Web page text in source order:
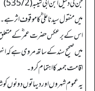
جن کی دلیل ابن ابی شیبہ (535/2)
میں منقول سیدنا علی ؓ کا موقوف اثر ہے۔
اس کے برعکس حضرت عمر ؓ کے متعلق ابن
میں صحیح سند کے ساتھ مروی ہے کہ
اقامت جمعہ کا اہتمام کرو۔
یہ عموم شہروں اور دیہاتوں دونوں